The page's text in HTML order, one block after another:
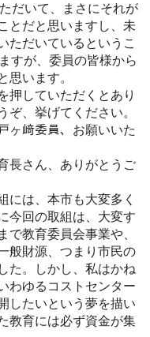
だいて、まさにそれが
とだと思いますし、未
ただいているというこ
すが、委員の皆様から
思います。
押していただくとあり
ぞ、挙げてください。
ヶ﨑委員、お願いいた
さん、ありがとうご
は、本市も大変多く
今回の取組は、大変す
で教育委員会事業や、
般財源、つまり市民の
た。しかし、私はかね
わゆるコストセンター
したいという夢を描い
教育には必ず資金が集